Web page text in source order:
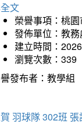
文
榮譽事項：桃
發佈單位：教務
建立時間：
瀏覽次數：339
發布者：教學組
羽球隊 302班